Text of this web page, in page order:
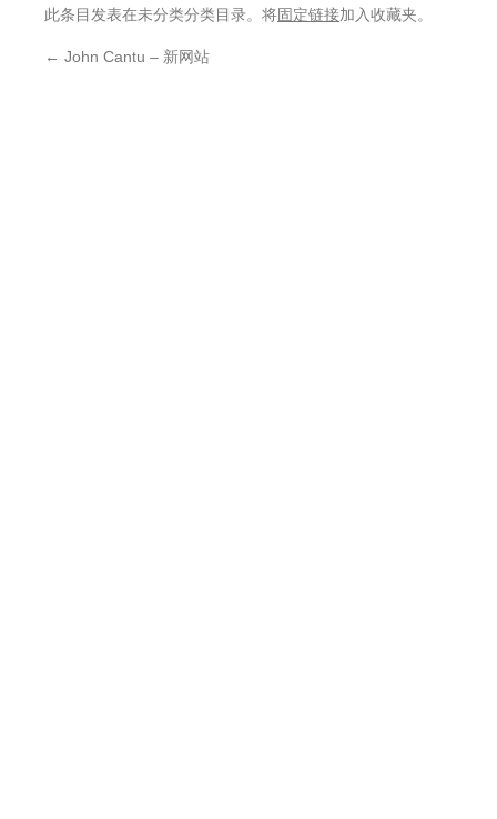
此条目发表在未分类分类目录。将固定链接加入收藏夹。
← John Cantu – 新网站